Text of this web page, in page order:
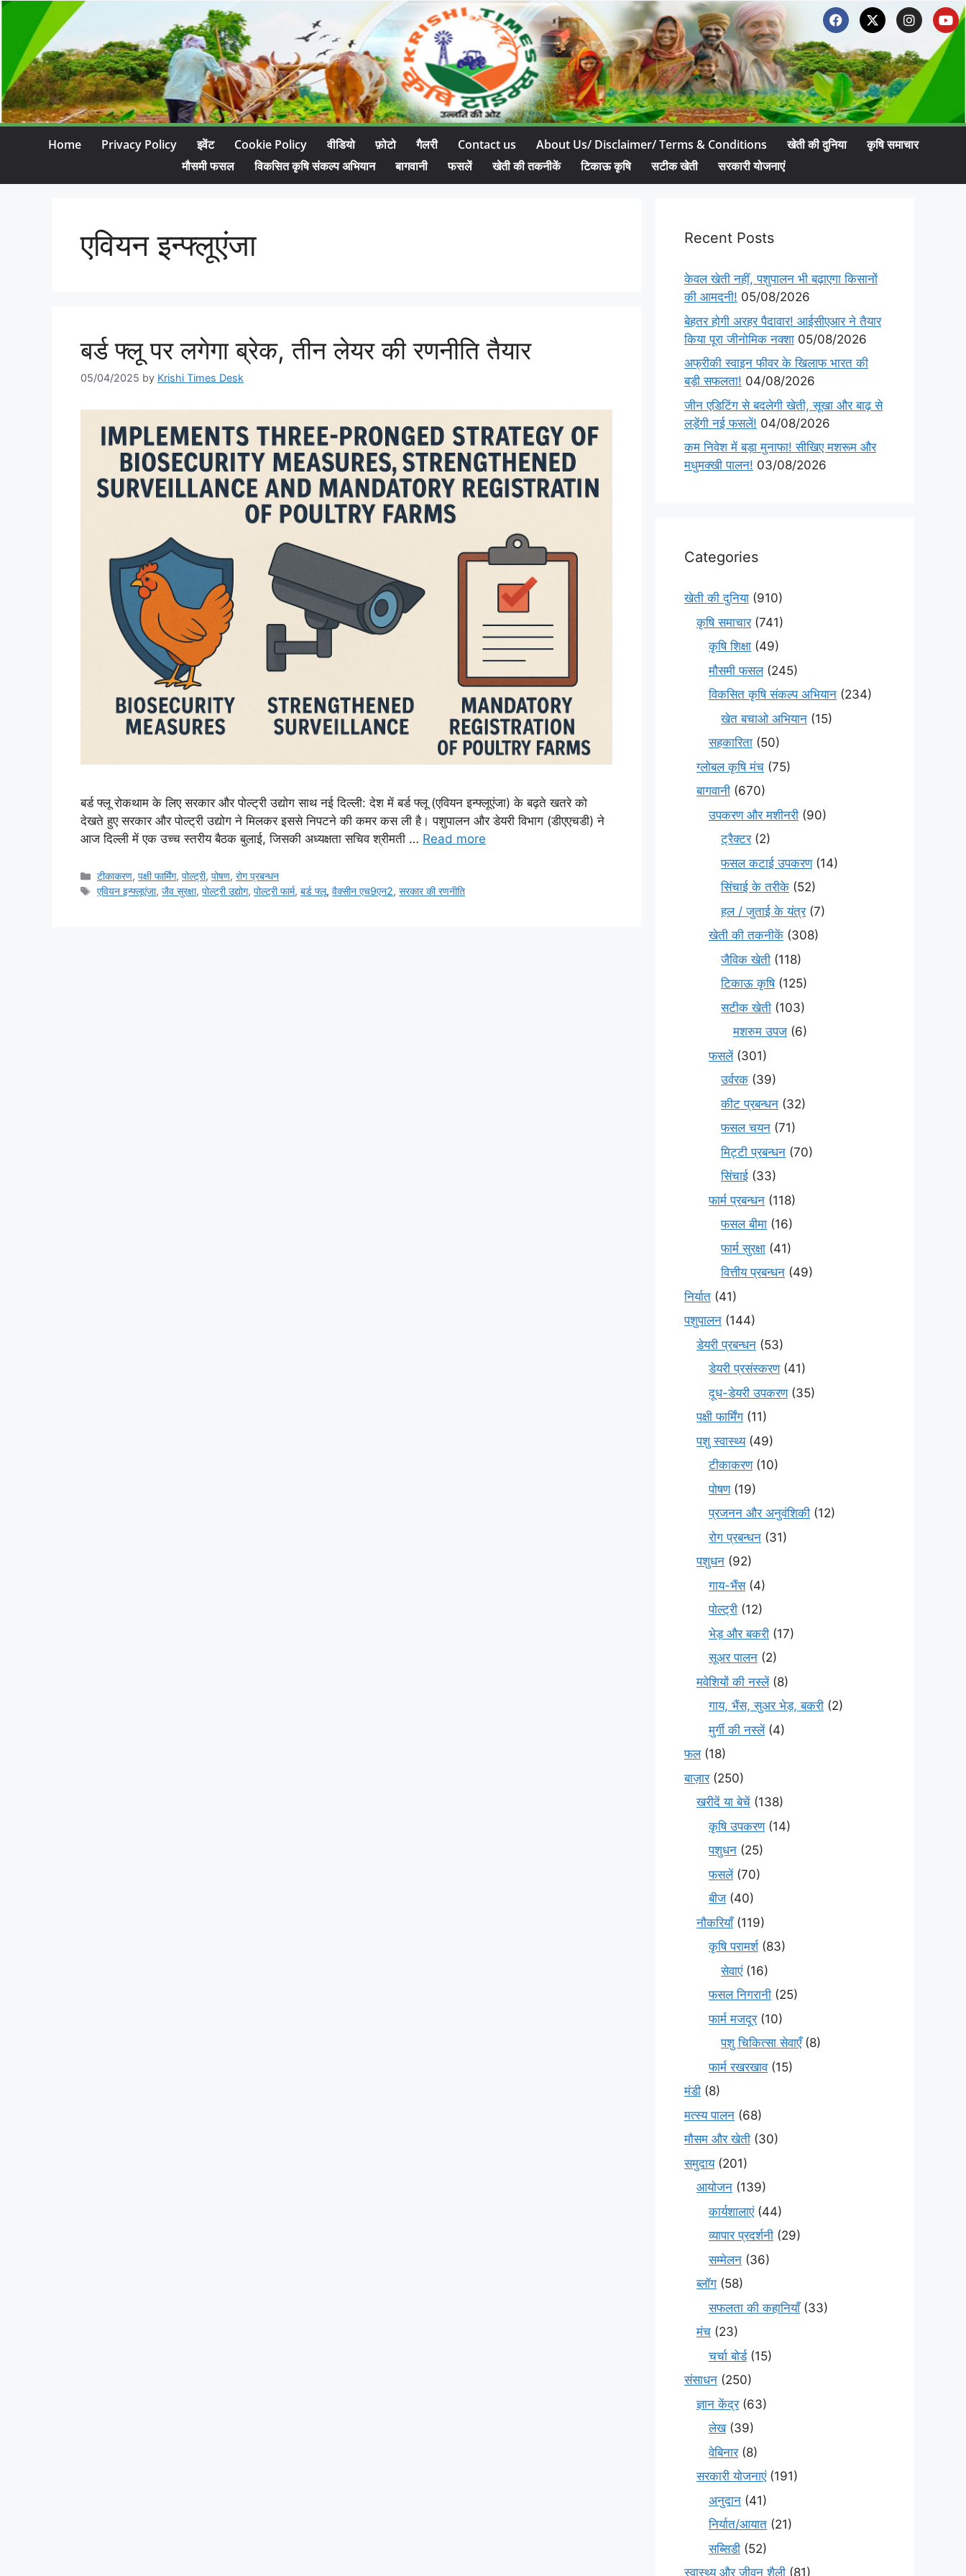
Home Privacy Policy इवेंट Cookie Policy वीडियो फ़ोटो गैलरी Contact us About Us/ Disclaimer/ Terms & Conditions खेती की दुनिया
कृषि समाचार
मौसमी फसल
विकसित कृषि संकल्प अभियान बागवानी फसलें खेती की तकनीकें टिकाऊ कृषि सटीक खेती सरकारी योजनाएं
एवियन इन्फ्लूएंजा
बर्ड फ्लू पर लगेगा ब्रेक, तीन लेयर की रणनीति तैयार
05/04/2025 by Krishi Times Desk
बर्ड फ्लू रोकथाम के लिए सरकार और पोल्ट्री उद्योग साथ नई दिल्ली: देश में बर्ड फ्लू (एवियन इन्फ्लूएंजा) के बढ़ते खतरे को
देखते हुए सरकार और पोल्ट्री उद्योग ने मिलकर इससे निपटने की कमर कस ली है। पशुपालन और डेयरी विभाग (डीएएचडी) ने
आज दिल्ली में एक उच्च स्तरीय बैठक बुलाई, जिसकी अध्यक्षता सचिव श्रीमती … Read more
टीकाकरण,पक्षी फार्मिंग,पोल्ट्री,पोषण,रोग प्रबन्धन
एवियन इन्फ्लूएंजा,जैव सुरक्षा,पोल्ट्री उद्योग,पोल्ट्री फार्म,बर्ड फ्लू,वैक्सीन एच9एन2,सरकार की रणनीति
Recent Posts
केवल खेती नहीं, पशुपालन भी बढ़ाएगा किसानों
की आमदनी! 05/08/2026
बेहतर होगी अरहर पैदावार! आईसीएआर ने तैयार
किया पूरा जीनोमिक नक्शा 05/08/2026
अफ्रीकी स्वाइन फीवर के खिलाफ भारत की
बड़ी सफलता! 04/08/2026
जीन एडिटिंग से बदलेगी खेती, सूखा और बाढ़ से
लड़ेंगी नई फसलें! 04/08/2026
कम निवेश में बड़ा मुनाफा! सीखिए मशरूम और
मधुमक्खी पालन! 03/08/2026
Categories
खेती की दुनिया (910)
कृषि समाचार(741)
कृषि शिक्षा (49)
मौसमी फसल(245)
विकसित कृषि संकल्प अभियान (234)
खेत बचाओ अभियान (15)
सहकारिता (50)
ग्लोबल कृषि मंच (75)
बागवानी (670)
उपकरण और मशीनरी (90)
ट्रैक्टर(2)
फसल कटाई उपकरण(14)
सिंचाई के तरीके (52)
हल / जुताई के यंत्र(7)
खेती की तकनीकें (308)
जैविक खेती (118)
टिकाऊ कृषि(125)
सटीक खेती (103)
मशरुम उपज (6)
फसलें(301)
उर्वरक (39)
कीट प्रबन्धन (32)
फसल चयन (71)
मि‌ट्टी प्रबन्धन (70)
सिंचाई (33)
फार्म प्रबन्धन (118)
फसल बीमा (16)
फार्म सुरक्षा (41)
वित्तीय प्रबन्धन (49)
निर्यात (41)
पशुपालन (144)
डेयरी प्रबन्धन (53)
डेयरी प्रसंस्करण(41)
दूध-डेयरी उपकरण(35)
पक्षी फार्मिंग (11)
पशु स्वास्थ्य(49)
टीकाकरण(10)
पोषण(19)
प्रजनन और अनुवंशिकी (12)
रोग प्रबन्धन (31)
पशुधन (92)
गाय-भैंस(4)
पोल्ट्री (12)
भेड़ और बकरी (17)
सूअर पालन (2)
मवेशियों की नस्लें(8)
गाय, भैंस, सुअर भेड़, बकरी (2)
मुर्गी की नस्लें(4)
फल(18)
बाज़ार(250)
खरीदें या बेचें (138)
कृषि उपकरण(14)
पशुधन (25)
फसलें(70)
बीज (40)
नौकरियाँ(119)
कृषि परामर्श(83)
सेवाएं(16)
फसल निगरानी (25)
फार्म मजदूर(10)
पशु चिकित्सा सेवाएँ(8)
फार्म रखरखाव(15)
मंडी (8)
मत्स्य पालन (68)
मौसम और खेती (30)
समुदाय(201)
आयोजन (139)
कार्यशालाएं(44)
व्यापार प्रदर्शनी (29)
सम्मेलन (36)
ब्लॉग (58)
सफलता की कहानियाँ(33)
मंच (23)
चर्चा बोर्ड(15)
संसाधन (250)
ज्ञान केंद्र(63)
लेख(39)
वेबिनार(8)
सरकारी योजनाएं(191)
अनुदान (41)
निर्यात/आयात (21)
सब्सिडी (52)
स्वास्थ्य और जीवन शैली (81)